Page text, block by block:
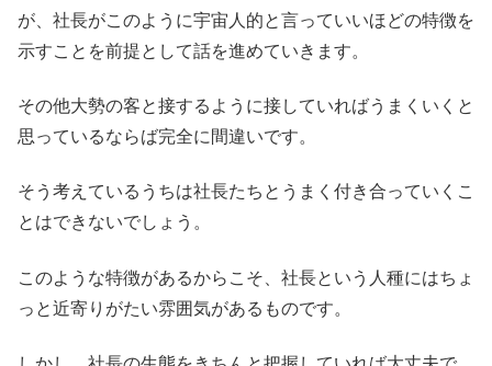
が、社長がこのように宇宙人的と言っていいほどの特徴を
示すことを前提として話を進めていきます。
その他大勢の客と接するように接していればうまくいくと
思っているならば完全に間違いです。
そう考えているうちは社長たちとうまく付き合っていくこ
とはできないでしょう。
このような特徴があるからこそ、社長という人種にはちょ
っと近寄りがたい雰囲気があるものです。